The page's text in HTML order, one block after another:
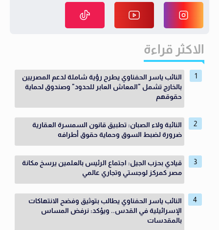
الاكثر قراءة
النائب ياسر الحفناوي يطرح رؤية شاملة لدعم المصريين
بالخارج تشمل "المعاش العابر للحدود" وصندوق لحماية
حقوقهم
النائبة ولاء الصبان: تطبيق قانون السمسرة العقارية
ضرورة لضبط السوق وحماية حقوق أطرافه
قيادي بحزب الجيل: اجتماع الرئيس بالعلمين يرسخ مكانة
مصر كمركز لوجستي وتجاري عالمي
النائب ياسر الحفناوي يطالب بتوثيق وفضح الانتهاكات
الإسرائيلية في القدس.. ويؤكد: نرفض المساس
بالمقدسات